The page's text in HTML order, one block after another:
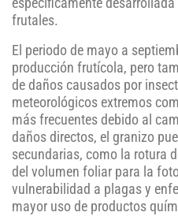
específicamente
frutales.
El periodo de mayo a
producción frutícola, pero
de daños causados por
meteorológicos extremos
más frecuentes debido al
daños directos, el granizo
secundarias, como la rotura
del volumen foliar para la
vulnerabilidad a plagas y
mayor uso de productos